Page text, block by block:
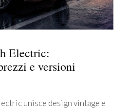
Electric:
e versioni
unisce design vintage e